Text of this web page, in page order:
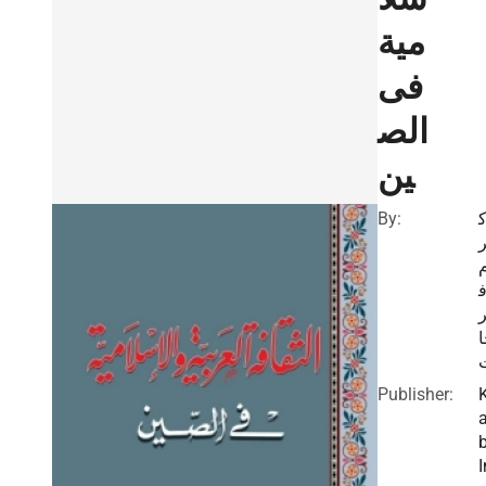
مية
فى
الص
ين
By:
ك
ف
Publisher: